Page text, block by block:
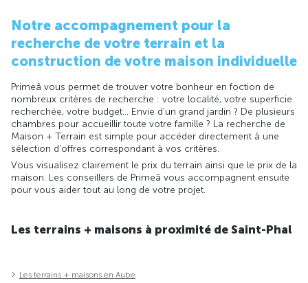
Notre accompagnement pour la
recherche de votre terrain et la
construction de votre maison individuelle
Primeâ vous permet de trouver votre bonheur en foction de
nombreux critères de recherche : votre localité, votre superficie
recherchée, votre budget... Envie d'un grand jardin ? De plusieurs
chambres pour accueillir toute votre famille ? La recherche de
Maison + Terrain est simple pour accéder directement à une
sélection d'offres correspondant à vos critères.
Vous visualisez clairement le prix du terrain ainsi que le prix de la
maison. Les conseillers de Primeâ vous accompagnent ensuite
pour vous aider tout au long de votre projet.
Les terrains + maisons à proximité de Saint-Phal
Les terrains + maisons en Aube